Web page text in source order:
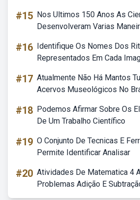
#15 Nos Ultimos 150 Anos As
Desenvolveram Varias
#16 Identifique Os Nomes Dos
Representados Em Cada
#17 Atualmente Não Há Mantos
Acervos Museológicos No
#18 Podemos Afirmar Sobre Os
De Um Trabalho Científico
#19 O Conjunto De Tecnicas E
Permite Identificar Analisar
#20 Atividades De Matematica 4
Problemas Adição E